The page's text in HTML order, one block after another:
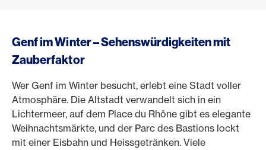
Genf im Winter – Sehenswürdigkeiten mit
Zauberfaktor
Wer Genf im Winter besucht, erlebt eine Stadt voller
Atmosphäre. Die Altstadt verwandelt sich in ein
Lichtermeer, auf dem Place du Rhône gibt es elegante
Weihnachtsmärkte, und der Parc des Bastions lockt
mit einer Eisbahn und Heissgetränken. Viele